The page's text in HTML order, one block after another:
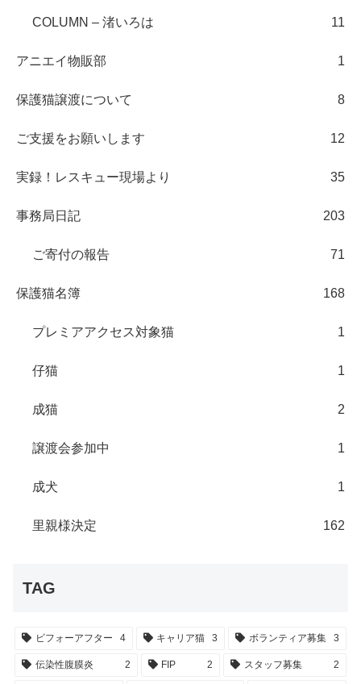
COLUMN – 渚いろは 11
アニエイ物販部 1
保護猫譲渡について 8
ご支援をお願いします 12
実録！レスキュー現場より 35
事務局日記 203
ご寄付の報告 71
保護猫名簿 168
プレミアアクセス対象猫 1
仔猫 1
成猫 2
譲渡会参加中 1
成犬 1
里親様決定 162
TAG
ビフォーアフター 4 キャリア猫 3 ボランティア募集 3
伝染性腹膜炎 2 FIP 2 スタッフ募集 2